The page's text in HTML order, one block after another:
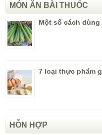
MÓN ĂN BÀI THUỐC
Một số cách
7 loại thực phẩm
HỖN HỢP